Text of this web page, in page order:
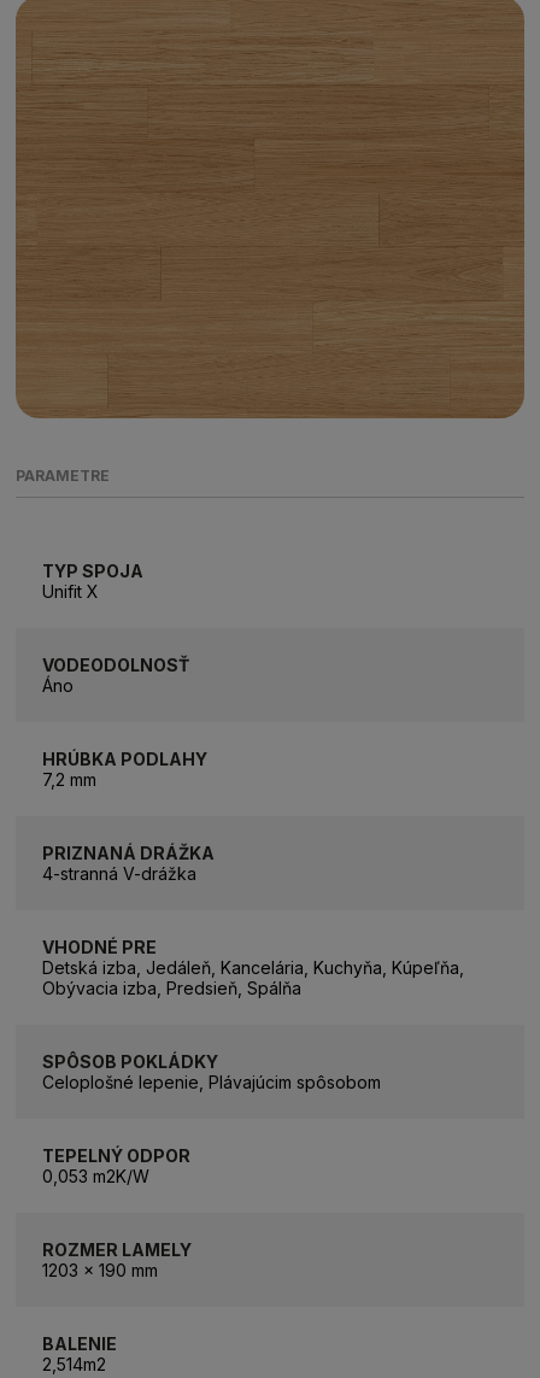
PARAMETRE
TYP SPOJA
Unifit X
VODEODOLNOSŤ
Áno
HRÚBKA PODLAHY
7,2 mm
PRIZNANÁ DRÁŽKA
4-stranná V-drážka
VHODNÉ PRE
Detská izba, Jedáleň, Kancelária, Kuchyňa, Kúpeľňa,
Obývacia izba, Predsieň, Spálňa
SPÔSOB POKLÁDKY
Celoplošné lepenie, Plávajúcim spôsobom
TEPELNÝ ODPOR
0,053 m2K/W
ROZMER LAMELY
1203 x 190 mm
BALENIE
2,514m2